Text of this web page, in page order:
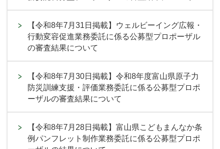
【令和8年7月31日掲載】ウェルビーイング広報・
行動変容促進業務委託に係る公募型プロポーザル
の審査結果について
【令和8年7月30日掲載】令和8年度富山県原子力
防災訓練支援・評価業務委託に係る公募型プロポ
ーザルの審査結果について
【令和8年7月28日掲載】富山県こどもまんなか条
例パンフレット制作業務委託に係る公募型プロポ